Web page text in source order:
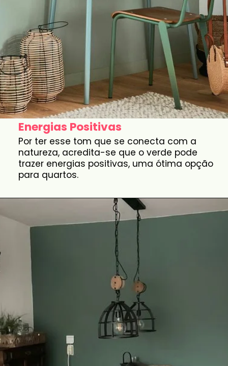
Energias Positivas
Por ter esse tom que se conecta com a
natureza, acredita-se que o verde pode
trazer energias positivas, uma ótima opção
para quartos.